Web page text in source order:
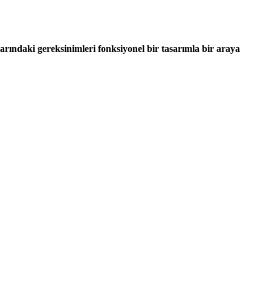
gereksinimleri fonksiyonel bir tasarımla bir araya